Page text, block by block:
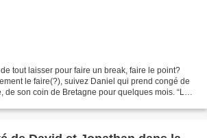
tout laisser pour faire un break, faire le point?
le faire(?), suivez Daniel qui prend congé de
de son coin de Bretagne pour quelques mois. “La